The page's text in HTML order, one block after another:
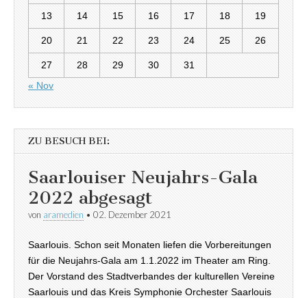
13 14 15 16 17 18 19
20 21 22 23 24 25 26
27 28 29 30
31
« Nov
ZU BESUCH BEI:
Saarlouiser Neujahrs-Gala
2022 abgesagt
von aramedien • 02. Dezember 2021
Saarlouis. Schon seit Monaten liefen die Vorbereitungen
für die Neujahrs-Gala am 1.1.2022 im Theater am Ring.
Der Vorstand des Stadtverbandes der kulturellen Vereine
Saarlouis und das Kreis Symphonie Orchester Saarlouis